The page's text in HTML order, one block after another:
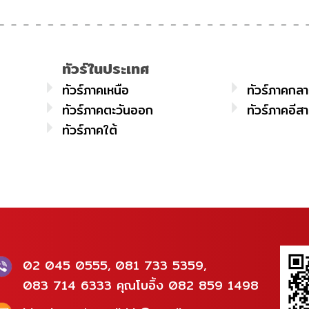
ทัวร์ในประเทศ
ทัวร์ภาคเหนือ
ทัวร์ภาคกล
ทัวร์ภาคตะวันออก
ทัวร์ภาคอีส
ทัวร์ภาคใต้
02 045 0555, 081 733 5359,
083 714 6333 คุณโบอิ้ง 082 859 1498